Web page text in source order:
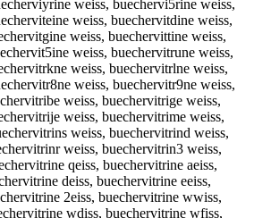
weiss, buechervi5rine weiss,
weiss, buechervitdine weiss,
weiss, buechervittine weiss,
weiss, buechervitrune weiss,
weiss, buechervitrlne weiss,
weiss, buechervitr9ne weiss,
weiss, buechervitrige weiss,
weiss, buechervitrime weiss,
weiss, buechervitrind weiss,
weiss, buechervitrin3 weiss,
qeiss, buechervitrine aeiss,
deiss, buechervitrine eeiss,
2eiss, buechervitrine wwiss,
wdiss, buechervitrine wfiss,